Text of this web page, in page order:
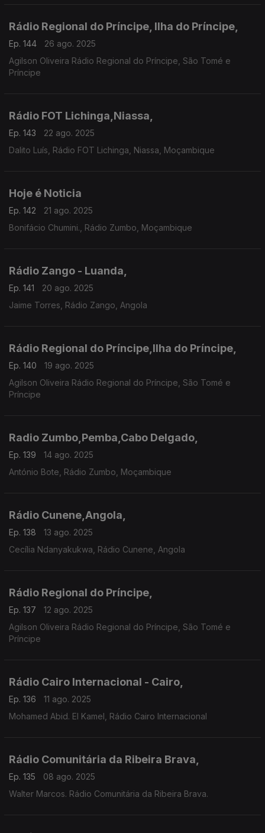
Rádio Regional do Príncipe, Ilha do Príncipe,
Ep. 144
26 ago. 2025
Agilson Oliveira Rádio Regional do Príncipe, São Tomé e
Príncipe
Rádio FOT Lichinga,Niassa,
Ep. 143
22 ago. 2025
Dalito Luís, Rádio FOT Lichinga, Niassa, Moçambique
Hoje é Noticia
Ep. 142
21 ago. 2025
Bonifácio Chumini., Rádio Zumbo, Moçambique
Rádio Zango - Luanda,
Ep. 141
20 ago. 2025
Jaime Torres, Rádio Zango, Angola
Rádio Regional do Príncipe,Ilha do Príncipe,
Ep. 140
19 ago. 2025
Agilson Oliveira Rádio Regional do Príncipe, São Tomé e
Príncipe
Radio Zumbo,Pemba,Cabo Delgado,
Ep. 139
14 ago. 2025
António Bote, Rádio Zumbo, Moçambique
Rádio Cunene,Angola,
Ep. 138
13 ago. 2025
Cecília Ndanyakukwa, Rádio Cunene, Angola
Rádio Regional do Príncipe,
Ep. 137
12 ago. 2025
Agilson Oliveira Rádio Regional do Príncipe, São Tomé e
Príncipe
Rádio Cairo Internacional - Cairo,
Ep. 136
11 ago. 2025
Mohamed Abid. El Kamel, Rádio Cairo Internacional
Rádio Comunitária da Ribeira Brava,
Ep. 135
08 ago. 2025
Walter Marcos. Rádio Comunitária da Ribeira Brava.